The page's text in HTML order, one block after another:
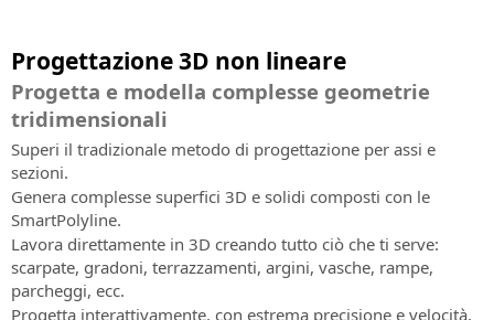
Progettazione 3D non lineare
Progetta e modella complesse geometrie
tridimensionali
Superi il tradizionale metodo di progettazione per assi e
sezioni.
Genera complesse superfici 3D e solidi composti con le
SmartPolyline.
Lavora direttamente in 3D creando tutto ciò che ti serve:
scarpate, gradoni, terrazzamenti, argini, vasche, rampe,
parcheggi, ecc.
Progetta interattivamente, con estrema precisione e velocità,